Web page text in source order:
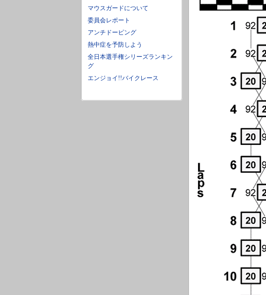
マウスガードについて
委員会レポート
アンチドーピング
熱中症を予防しよう
全日本選手権シリーズランキン
グ
エンジョイ!!バイクレース